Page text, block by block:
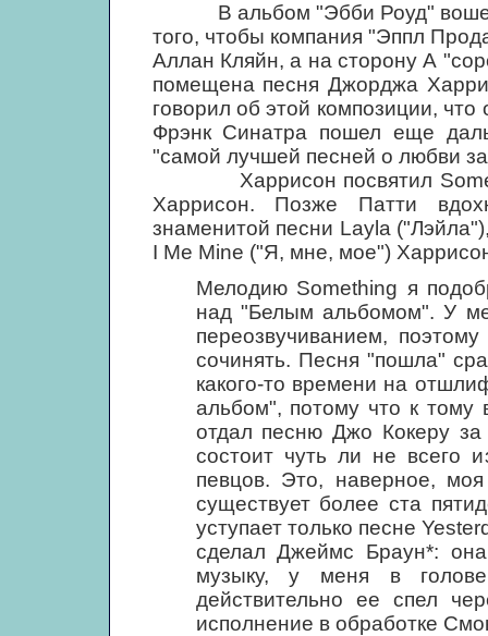
В альбом "Эбби Роуд" вошел
того, чтобы компания "Эппл
Аллан Кляйн, а на сторону А
помещена песня Джорджа
говорил об этой композиции,
Фрэнк Синатра пошел еще
"самой лучшей песней о любви
Харрисон посвятил
Харрисон. Позже Патти
знаменитой песни Layla
I Me Mine ("Я, мне, мое")
Мелодию Something я
над "Белым альбомом". У
переозвучиванием,
сочинять. Песня "пошла"
какого-то времени на
альбом", потому что к
отдал песню Джо Кокеру
состоит чуть ли не всего
певцов. Это, наверное,
существует более ста
уступает только песне
сделал Джеймс Браун*:
музыку, у меня в
действительно ее спел
исполнение в обработке